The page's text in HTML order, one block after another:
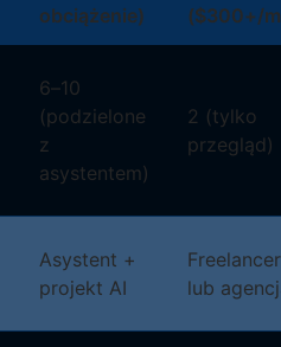
obciążenie)
($300+/
6–10
(podzielone
z
asystentem)
2 (tylko
przegląd)
Asystent +
projekt AI
Freelancer
lub